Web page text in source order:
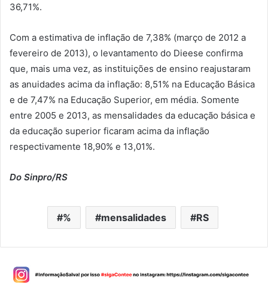
36,71%.
Com a estimativa de inflação de 7,38% (março de 2012 a
fevereiro de 2013), o levantamento do Dieese confirma
que, mais uma vez, as instituições de ensino reajustaram
as anuidades acima da inflação: 8,51% na Educação Básica
e de 7,47% na Educação Superior, em média. Somente
entre 2005 e 2013, as mensalidades da educação básica e
da educação superior ficaram acima da inflação
respectivamente 18,90% e 13,01%.
Do Sinpro/RS
% mensalidades RS